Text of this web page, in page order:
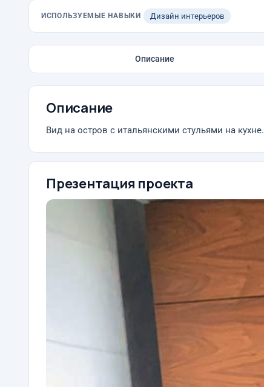
ИСПОЛЬЗУЕМЫЕ НАВЫКИ Дизайн интерьеров
Описание
Описание
Вид на остров с итальянскими стульями на кухне.
Презентация проекта